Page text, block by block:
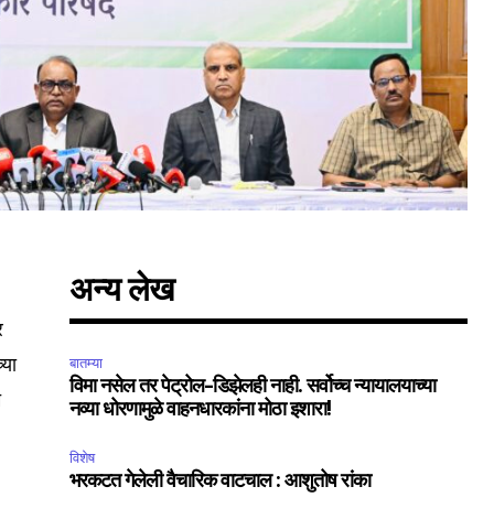
अन्य लेख
बातम्या
विमा नसेल तर पेट्रोल-डिझेलही नाही. सर्वोच्च न्यायालयाच्या
नव्या धोरणामुळे वाहनधारकांना मोठा इशारा!
विशेष
भरकटत गेलेली वैचारिक वाटचाल : आशुतोष रांका